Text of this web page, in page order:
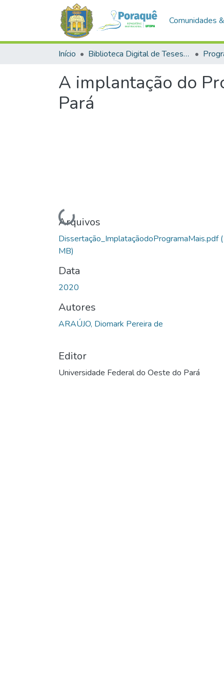
Comunidades
Início Biblioteca Digital de Teses e Dissertações (BDTD)
A implantação do
Pará
Carregando...
Arquivos
Dissertação_ImplataçãodoProgramaMais.pdf
MB)
Data
2020
Autores
ARAÚJO, Diomark Pereira de
Editor
Universidade Federal do Oeste do Pará